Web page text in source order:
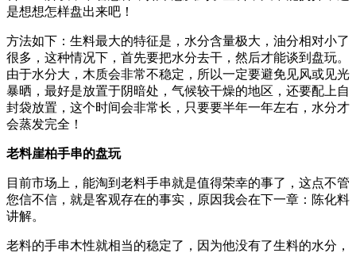
是想想怎样盘出来吧！
方法如下：生料最大的特征是，水分含量极大，油分相对小了
很多，这种情况下，首先要把水分去干，然后才能谈到盘玩。
由于水分大，木质会非常不稳定，所以一定要避免见风或见光
暴晒，最好是放置于阴暗处，气候较干燥的地区，还要配上自
封袋放置，这个时间会非常长，只要要半年一年左右，水分才
会蒸发完全！
老料崖柏手串的盘玩
目前市场上，能淘到老料手串就是值得荣幸的事了，这点不管
您信不信，就是客观存在的事实，原因我会在下一章：陈化料
讲解。
老料的手串木性就相当的稳定了，因为他没有了生料的水分，